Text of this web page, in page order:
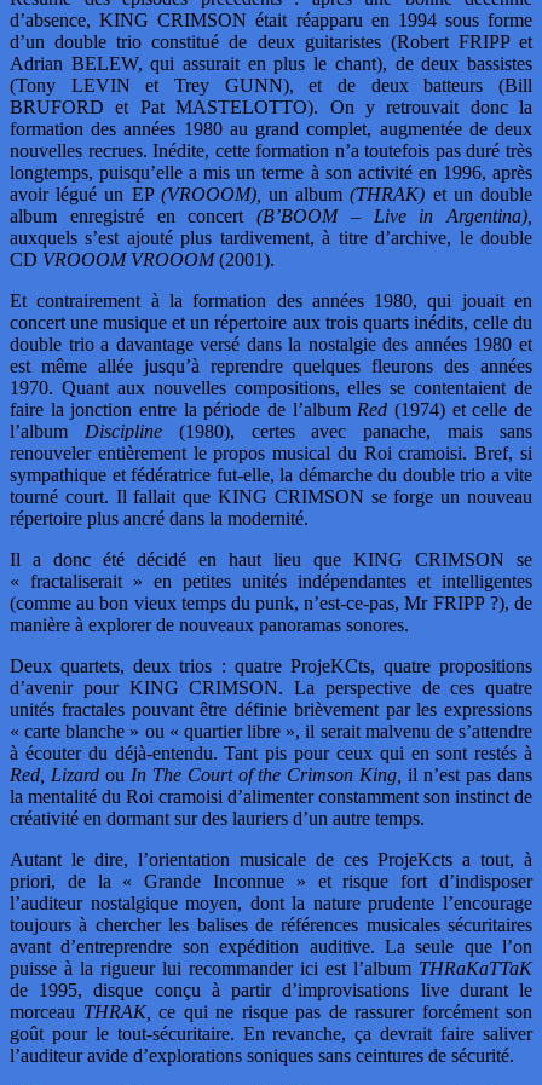
d’absence, KING CRIMSON était réapparu en 1994 sous forme
d’un double trio constitué de deux guitaristes (Robert FRIPP et
Adrian BELEW, qui assurait en plus le chant), de deux bassistes
(Tony LEVIN et Trey GUNN), et de deux batteurs (Bill
BRUFORD et Pat MASTELOTTO). On y retrouvait donc la
formation des années 1980 au grand complet, augmentée de deux
nouvelles recrues. Inédite, cette formation n’a toutefois pas duré très
longtemps, puisqu’elle a mis un terme à son activité en 1996, après
avoir légué un EP (VROOOM), un album(THRAK) et un double
album enregistré en concert (B’BOOM – Live in Argentina),
auxquels s’est ajouté plus tardivement, à titre d’archive, le double
CD VROOOM VROOOM(2001).
Et contrairement à la formation des années 1980, qui jouait en
concert une musique et un répertoire aux trois quarts inédits, celle du
double trio a davantage versé dans la nostalgie des années 1980 et
est même allée jusqu’à reprendre quelques fleurons des années
1970. Quant aux nouvelles compositions, elles se contentaient de
faire la jonction entre la période de l’album Red (1974) et celle de
l’album Discipline(1980), certes avec panache, mais sans
renouveler entièrement le propos musical du Roi cramoisi. Bref, si
sympathique et fédératrice fut-elle, la démarche du double trio a vite
tourné court. Il fallait que KING CRIMSON se forge un nouveau
répertoire plus ancré dans la modernité.
Il a donc été décidé en haut lieu que KING CRIMSON se
« fractaliserait » en petites unités indépendantes et intelligentes
(comme au bon vieux temps du punk, n’est-ce-pas, Mr FRIPP ?), de
manière à explorer de nouveaux panoramas sonores.
Deux quartets, deux trios : quatre ProjeKCts, quatre propositions
d’avenir pour KING CRIMSON. La perspective de ces quatre
unités fractales pouvant être définie brièvement par les expressions
« carte blanche » ou « quartier libre », il serait malvenu de s’attendre
à écouter du déjà-entendu. Tant pis pour ceux qui en sont restés à
Red, Lizardou In The Court of the Crimson King, il n’est pas dans
la mentalité du Roi cramoisi d’alimenter constamment son instinct de
créativité en dormant sur des lauriers d’un autre temps.
Autant le dire, l’orientation musicale de ces ProjeKcts a tout, à
priori, de la « Grande Inconnue » et risque fort d’indisposer
l’auditeur nostalgique moyen, dont la nature prudente l’encourage
toujours à chercher les balises de références musicales sécuritaires
avant d’entreprendre son expédition auditive. La seule que l’on
puisse à la rigueur lui recommander ici est l’album THRaKaTTaK
de 1995, disque conçu à partir d’improvisations live durant le
morceau THRAK, ce qui ne risque pas de rassurer forcément son
goût pour le tout-sécuritaire. En revanche, ça devrait faire saliver
l’auditeur avide d’explorations soniques sans ceintures de sécurité.